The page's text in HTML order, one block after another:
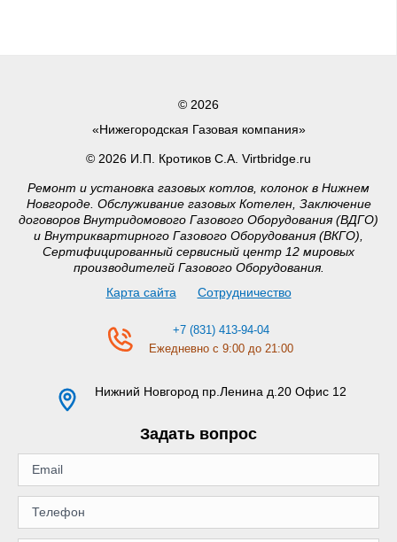
© 2026
«Нижегородская Газовая компания»
© 2026 И.П. Кротиков С.А. Virtbridge.ru
Ремонт и установка газовых котлов, колонок в Нижнем
Новгороде. Обслуживание газовых Котелен, Заключение
договоров Внутридомового Газового Оборудования (ВДГО)
и Внутриквартирного Газового Оборудования (ВКГО),
Сертифицированный сервисный центр 12 мировых
производителей Газового Оборудования.
Карта сайта
Сотрудничество
+7 (831) 413-94-04
Ежедневно с 9:00 до 21:00
Нижний Новгород пр.Ленина д.20 Офис 12
Задать вопрос